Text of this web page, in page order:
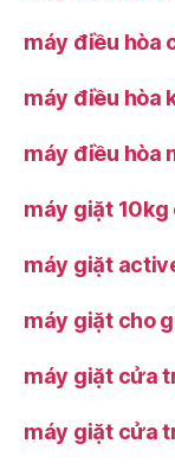
máy điều hòa
máy điều hòa
máy điều hòa
máy giặt 10kg
máy giặt
máy giặt cho
máy giặt cửa
máy giặt cửa